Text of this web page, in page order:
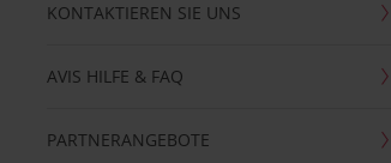
KONTAKTIEREN SIE UNS
AVIS HILFE & FAQ
PARTNERANGEBOTE